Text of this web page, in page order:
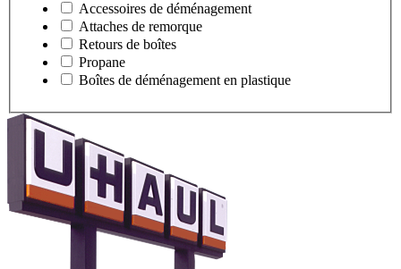
Accessoires de déménagement
Attaches de remorque
Retours de boîtes
Propane
Boîtes de déménagement en plastique